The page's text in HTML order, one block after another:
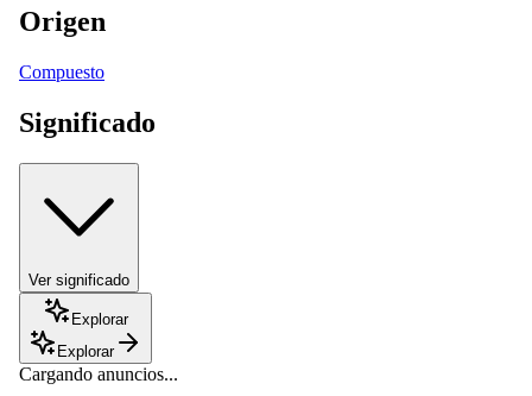
Origen
Compuesto
Significado
Ver significado
Explorar
Explorar
Cargando anuncios...